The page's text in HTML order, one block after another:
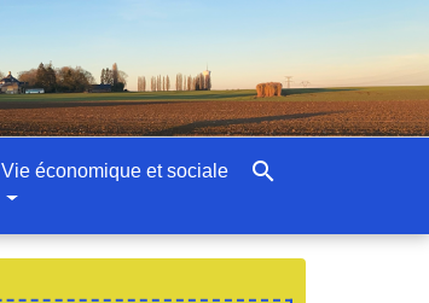
Vie économique et sociale search